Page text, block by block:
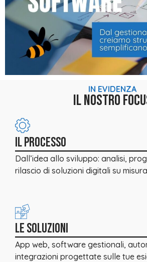
IN EVIDENZA
IL NOSTRO
IL PROCESSO
Dall’idea allo sviluppo: analisi,
rilascio di soluzioni digitali su
LE SOLUZIONI
App web, software gestionali,
integrazioni progettate sulle tue